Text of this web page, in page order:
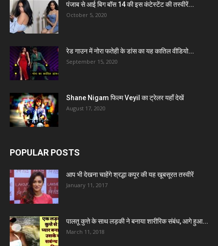
पंजाब से आई बिग बॉस 14 की इस कंटेस्टेंट की तस्वीरें...
October 5, 2020
रेड गाउन में नोरा फतेही के डांस का यह कातिल वीडियो...
September 15, 2020
Shane Nigam फिल्म Veyil का ट्रेलर यहाँ देखें
August 17, 2020
POPULAR POSTS
आप भी देखना चाहेंगे श्रद्धा कपूर की यह खूबसूरत तस्वीरें
January 11, 2017
पालतू कुत्ते के साथ लड़की ने बनाया शारीरिक संबंध, आगे हुआ...
March 11, 2018